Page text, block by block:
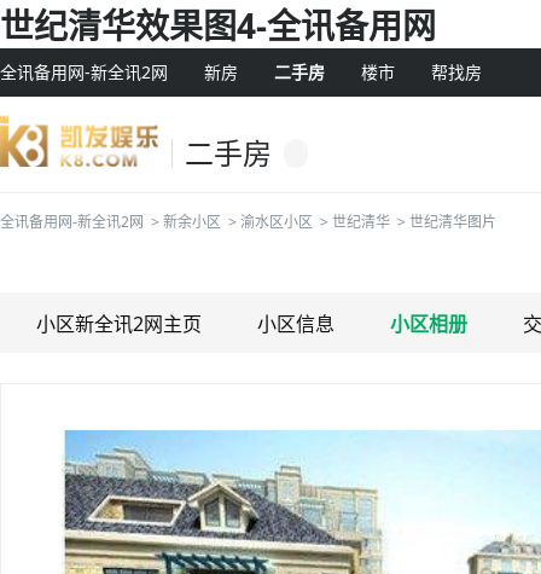
世纪清华效果图4-全讯备用网
全讯备用网-新全讯2网 新房 二手房 楼市 帮找房
二手房
全讯备用网-新全讯2网 > 新余小区 > 渝水区小区 > 世纪清华 > 世纪清华图片
小区新全讯2网主页 小区信息 小区相册